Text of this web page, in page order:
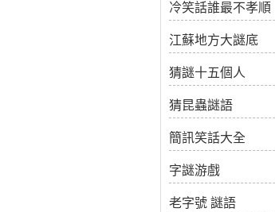
冷笑話誰最不孝順
江蘇地方大謎底
猜謎十五個人
猜昆蟲謎語
簡訊笑話大全
字謎游戲
老字號 謎語